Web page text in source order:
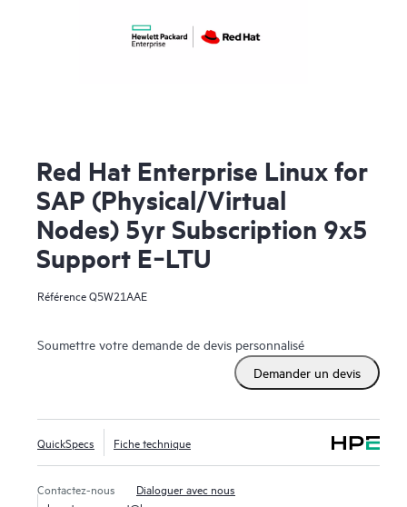
Red Hat Enterprise Linux for
SAP (Physical/Virtual
Nodes) 5yr Subscription 9x5
Support E‑LTU
RéférenceQ5W21AAE
Soumettre votre demande de devis personnalisé
Demander un devis
QuickSpecs Fiche technique
Contactez-nous
Dialoguer avec nous